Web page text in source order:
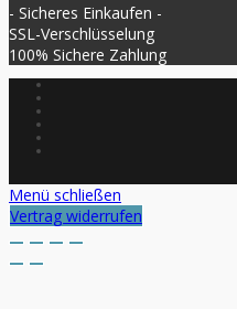
- Sicheres Einkaufen -
SSL-Verschlüsselung
100% Sichere Zahlung
Menü schließen
Vertrag widerrufen